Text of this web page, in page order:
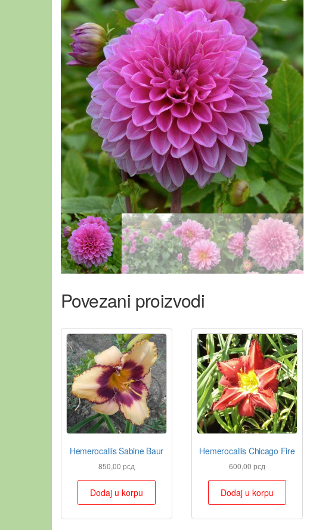
Povezani proizvodi
Hemerocallis Sabine Baur
850,00 рсд
Dodaj u korpu
Hemerocallis Chicago Fire
600,00 рсд
Dodaj u korpu